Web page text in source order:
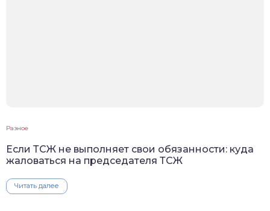
Разное
Если ТСЖ не выполняет свои обязанности: куда
жаловаться на председателя ТСЖ
Читать далее